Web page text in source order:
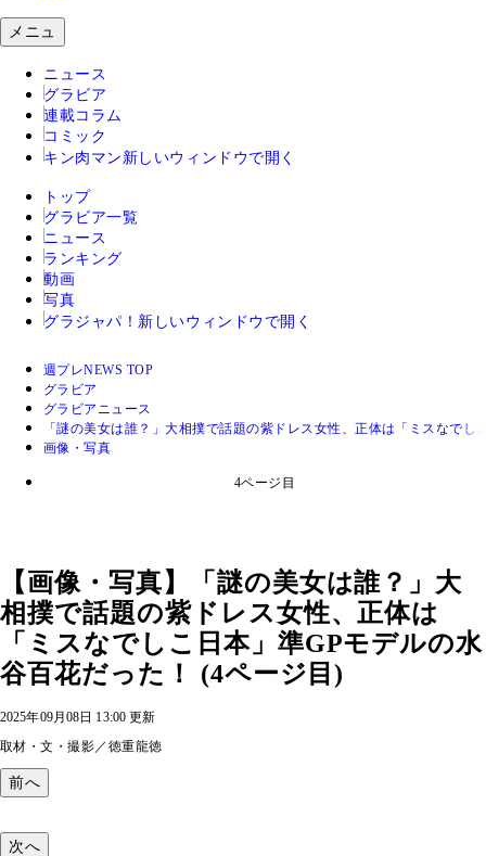
メニュ
ニュース
グラビア
連載コラム
コミック
キン肉マン 新しいウィンドウで開く
トップ
グラビア一覧
ニュース
ランキング
動画
写真
グラジャパ！ 新しいウィンドウで開く
週プレNEWS TOP
グラビア
グラビアニュース
「謎の美女は誰？」大相撲で話題の紫ドレス女性、正体は「ミスなで
画像・写真
4ページ目
【画像・写真】「謎の美女は誰？」大
相撲で話題の紫ドレス女性、正体は
「ミスなでしこ日本」準GPモデルの水
谷百花だった！ (4ページ目)
2025年09月08日 13:00 更新
取材・文・撮影／徳重龍徳
前へ
次へ